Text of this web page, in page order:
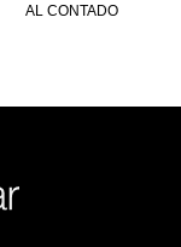
AL CONTADO